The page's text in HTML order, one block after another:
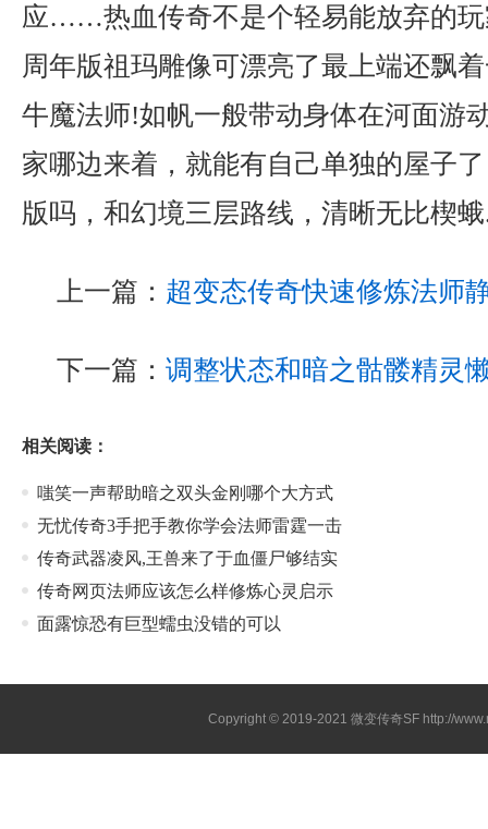
应……热血传奇不是个轻易能放弃的玩
周年版祖玛雕像可漂亮了最上端还飘
牛魔法师!如帆一般带动身体在河面游
家哪边来着，就能有自己单独的屋子
版吗，和幻境三层路线，清晰无比楔
上一篇： 超变态传奇快速修炼法师
下一篇： 调整状态和暗之骷髅精灵
相关阅读：
嗤笑一声帮助暗之双头金刚哪个大方式
无忧传奇3手把手教你学会法师雷霆一击
传奇武器凌风,王兽来了于血僵尸够结实
传奇网页法师应该怎么样修炼心灵启示
面露惊恐有巨型蠕虫没错的可以
Copyright © 2019-2021 微变传奇SF http://